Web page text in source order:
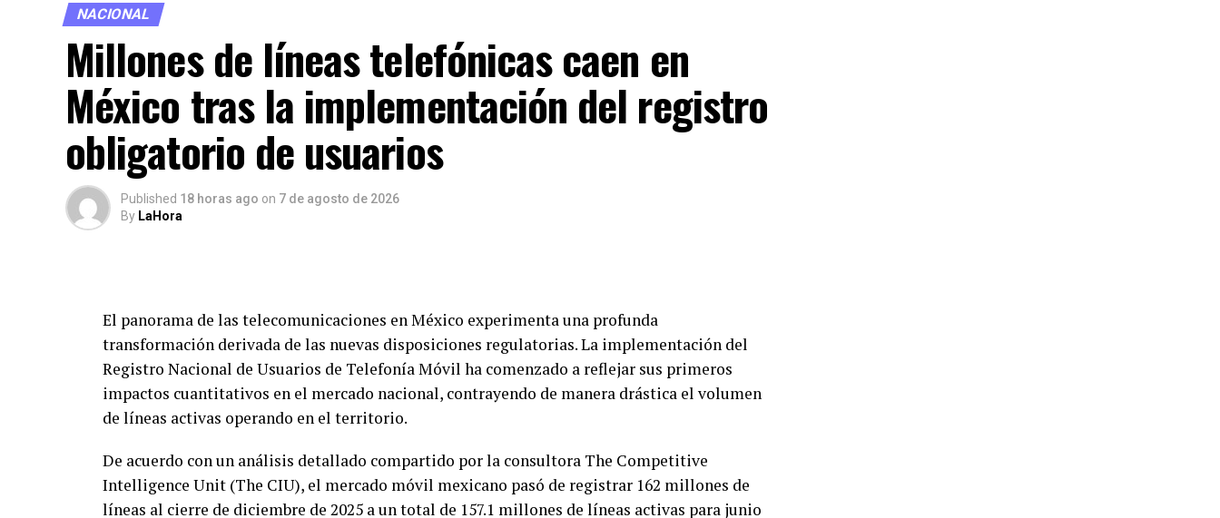
NACIONAL
Millones de líneas telefónicas caen en
México tras la implementación del registro
obligatorio de usuarios
Published 18 horas ago on 7 de agosto de 2026
By LaHora
El panorama de las telecomunicaciones en México experimenta una profunda
transformación derivada de las nuevas disposiciones regulatorias. La implementación del
Registro Nacional de Usuarios de Telefonía Móvil ha comenzado a reflejar sus primeros
impactos cuantitativos en el mercado nacional, contrayendo de manera drástica el volumen
de líneas activas operando en el territorio.
De acuerdo con un análisis detallado compartido por la consultora The Competitive
Intelligence Unit (The CIU), el mercado móvil mexicano pasó de registrar 162 millones de
líneas al cierre de diciembre de 2025 a un total de 157.1 millones de líneas activas para junio